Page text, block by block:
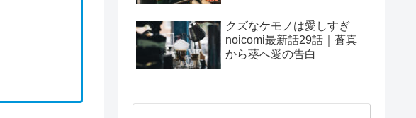
クズなケモノは愛しすぎ
noicomi最新話29話｜蒼真
から葵へ愛の告白